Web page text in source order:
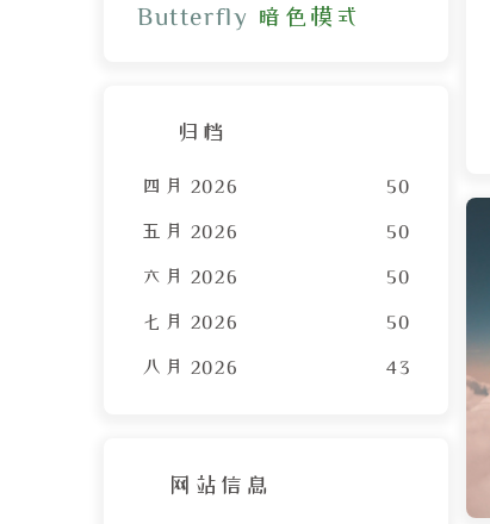
Butterfly 暗色模式
归档
四月 2026 50
五月 2026 50
六月 2026 50
七月 2026 50
八月 2026 43
网站信息